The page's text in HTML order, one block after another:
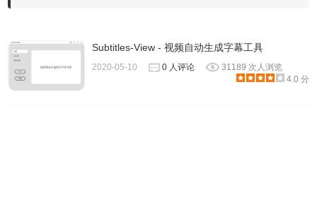
Subtitles-View - 视频自动生成字幕工具
2020-05-10 0 人评论
31189 次人浏览
4.0 分